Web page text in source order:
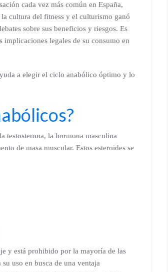
cada vez más común en España,
cultura del fitness y el culturismo ganó
sobre sus beneficios y riesgos. Es
legales de su consumo en
a elegir el ciclo anabólico óptimo y lo
testosterona, la hormona masculina
de masa muscular. Estos esteroides se
y está prohibido por la mayoría de las
uso en busca de una ventaja